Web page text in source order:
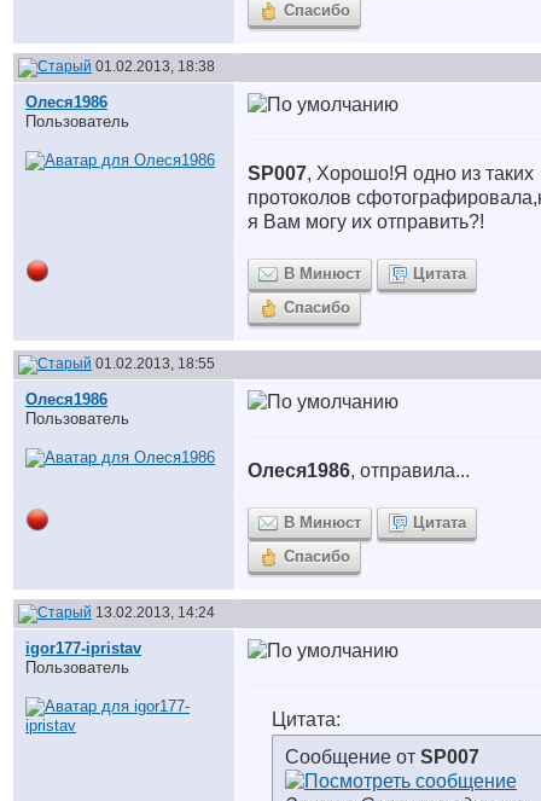
Спасибо
01.02.2013, 18:38
Олеся1986
Пользователь
SP007, Хорошо!Я одно из таких
протоколов
я Вам могу их отправить?!
В Минюст
Цитата
Спасибо
01.02.2013, 18:55
Олеся1986
Пользователь
Олеся1986, отправила...
В Минюст
Цитата
Спасибо
13.02.2013, 14:24
igor177-ipristav
Пользователь
Цитата:
Сообщение от SP007